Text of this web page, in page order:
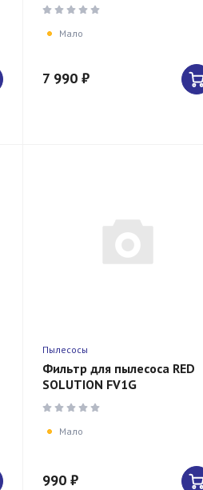
Мало
7 990 ₽
Пылесосы
Фильтр для пылесоса RED
SOLUTION FV1G
Мало
990 ₽